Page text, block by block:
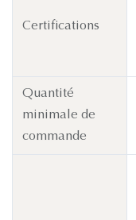
Certifications
Quantité
minimale de
commande